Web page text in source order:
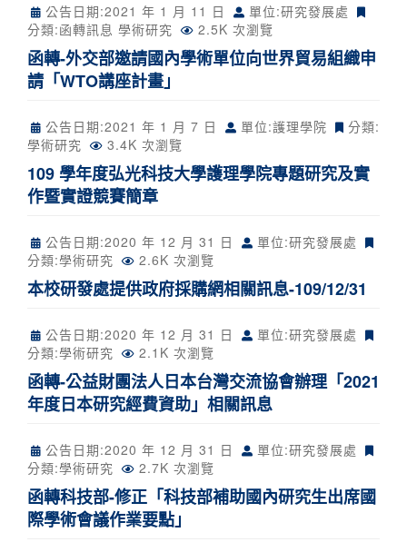
公告日期:2021 年 1 月 11 日
單位:研究發展處
分類:函轉訊息 學術研究 2.5K 次瀏覽
函轉-外交部邀請國內學術單位向世界貿易組織申
請「WTO講座計畫」
公告日期:2021 年 1 月 7 日 單位:護理學院
分類:
學術研究
3.4K 次瀏覽
109 學年度弘光科技大學護理學院專題研究及實
作暨實證競賽簡章
公告日期:2020 年 12 月 31 日
單位:研究發展處
分類:學術研究 2.6K 次瀏覽
本校研發處提供政府採購網相關訊息-109/12/31
公告日期:2020 年 12 月 31 日
單位:研究發展處
分類:學術研究 2.1K 次瀏覽
函轉-公益財團法人日本台灣交流協會辦理「2021
年度日本研究經費資助」相關訊息
公告日期:2020 年 12 月 31 日
單位:研究發展處
分類:學術研究 2.7K 次瀏覽
函轉科技部-修正「科技部補助國內研究生出席國
際學術會議作業要點」